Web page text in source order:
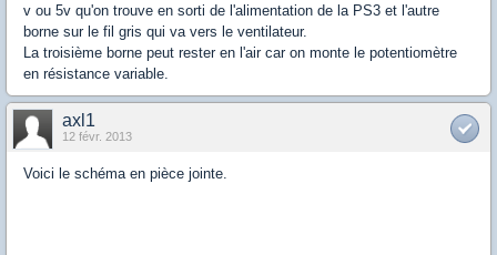
v ou 5v qu'on trouve en sorti de l'alimentation de la PS3 et l'autre
borne sur le fil gris qui va vers le ventilateur.
La troisième borne peut rester en l'air car on monte le potentiomètre
en résistance variable.
axl1
12 févr. 2013
Voici le schéma en pièce jointe.